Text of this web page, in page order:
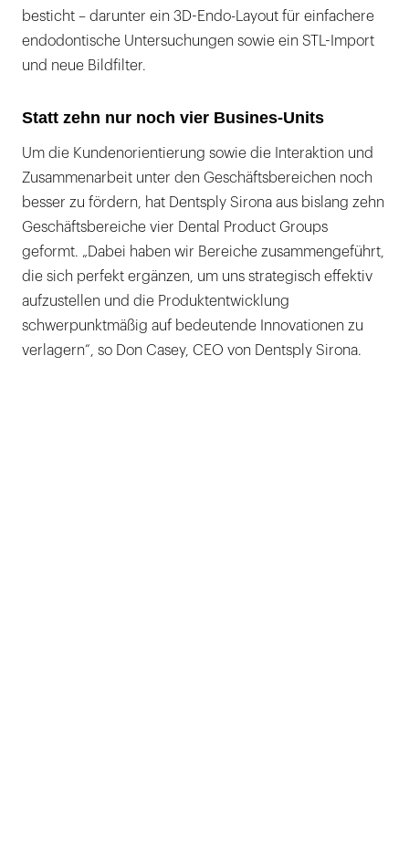
besticht – darunter ein 3D-Endo-Layout für einfachere
endodontische Untersuchungen sowie ein STL-Import
und neue Bildfilter.
Statt zehn nur noch vier Busines-Units
Um die Kundenorientierung sowie die Interaktion und
Zusammenarbeit unter den Geschäftsbereichen noch
besser zu fördern, hat Dentsply Sirona aus bislang zehn
Geschäftsbereiche vier Dental Product Groups
geformt. „Dabei haben wir Bereiche zusammengeführt,
die sich perfekt ergänzen, um uns strategisch effektiv
aufzustellen und die Produktentwicklung
schwerpunktmäßig auf bedeutende Innovationen zu
verlagern“, so Don Casey, CEO von Dentsply Sirona.